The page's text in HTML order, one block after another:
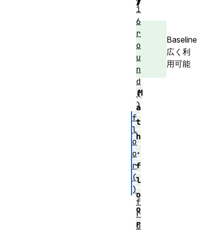
Baseline
広く利
用可能
M
a
t
h
.
f
l
o
o
r
1
6
r
o
u
n
d
(
)
f
l
o
o
r
(
)
f
r
o